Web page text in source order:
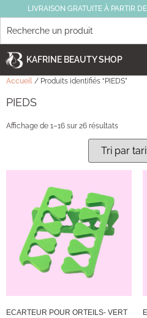
LIVRAISON GRATUITE À PARTIR
KAFRINE BEAUTY SHOP
Accueil / Produits identifiés “PIEDS”
PIEDS
Affichage de 1–16 sur 26 résultats
ECARTEUR POUR ORTEILS- VERT